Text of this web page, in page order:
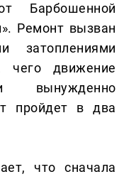
Барбошенной
Ремонт вызван
затоплениями
чего движение
вынужденно
пройдет в два
что сначала